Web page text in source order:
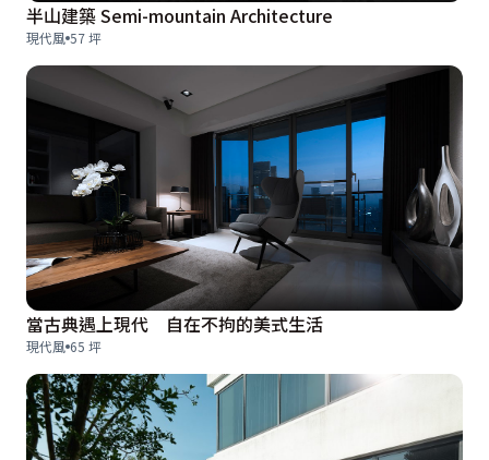
半山建築 Semi-mountain Architecture
現代風 57 坪
當古典遇上現代 自在不拘的美式生活
現代風 65 坪